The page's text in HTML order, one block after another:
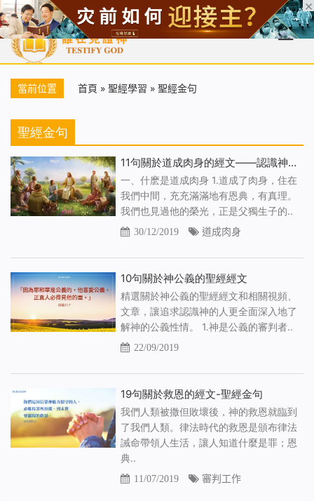
首頁 每日靈糧 天國福音 基督徒見證 信仰解答 聖經
當前位置 首頁 » 聖經學習 » 聖經金句
聖經金句
11句關於道成肉身的經文——認識神道成肉身的奧秘
一、什麽是道成肉身 1.道成了肉身，住在
我們中間，充充滿滿地有恩典，有真理。
我們也見過他的榮光，正是父獨生子的..
30/12/2019 道成肉身
10句關於神公義的聖經經文
精選關於神公義的聖經經文和相關視頻、
文章，讓追求認識神的人更全面深入地了
解神的公義性情。 1.神是公義的審判者..
22/09/2019
19句關於救恩的經文-聖經金句
我們人類被撒但敗壞後，神的救恩就臨到
了我們人類。律法時代的救恩是頒布律法
誡命帶領人生活，讓人知道什麼是罪；恩
典..
11/07/2019 審判工作